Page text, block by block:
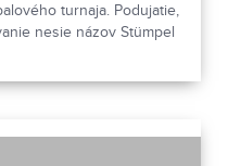
turnaja. Podujatie,
nesie názov Stümpel